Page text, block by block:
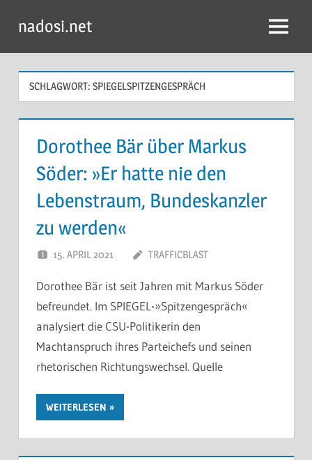
Inhalt
springen
nadosi.net Menü
SCHLAGWORT: SPIEGELSPITZENGESPRÄCH
Dorothee Bär über Markus
Söder: »Er hatte nie den
Lebenstraum, Bundeskanzler
zu werden«
15. APRIL 2021 TRAFFICBLAST
Dorothee Bär ist seit Jahren mit Markus Söder
befreundet. Im SPIEGEL-»Spitzengespräch«
analysiert die CSU-Politikerin den
Machtanspruch ihres Parteichefs und seinen
rhetorischen Richtungswechsel. Quelle
WEITERLESEN